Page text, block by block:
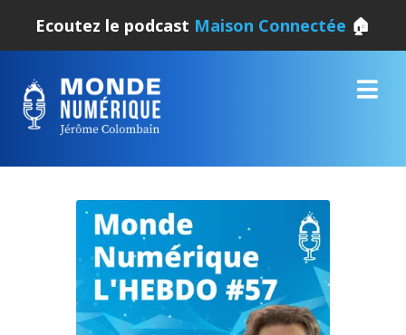
Ecoutez le podcast Maison Connectée 🏠